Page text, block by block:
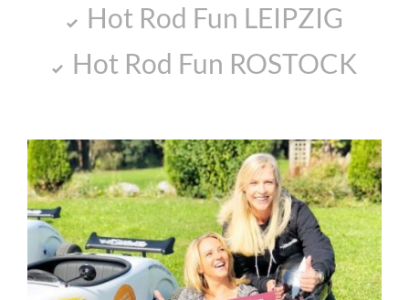
Hot Rod Fun LEIPZIG
Hot Rod Fun ROSTOCK